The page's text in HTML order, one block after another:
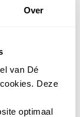
Over
van Dé
Deze
optimaal